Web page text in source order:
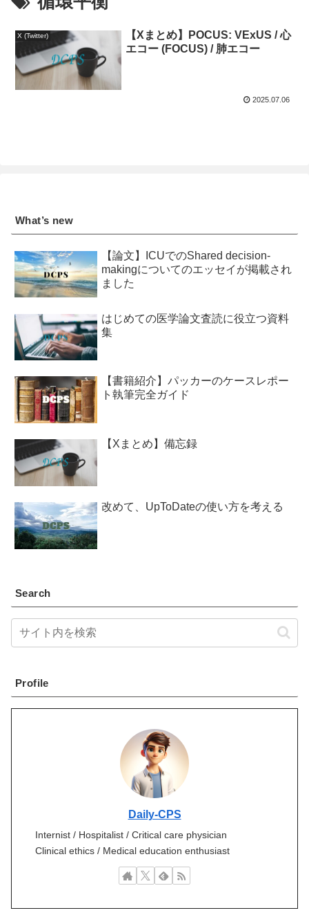
X (Twitter)
【Xまとめ】POCUS: VExUS / 心
エコー (FOCUS) / 肺エコー
2025.07.06
What’s new
【論文】ICUでのShared decision-
makingについてのエッセイが掲載され
ました
はじめての医学論文査読に役立つ資料
集
【書籍紹介】パッカーのケースレポー
ト執筆完全ガイド
【Xまとめ】備忘録
改めて、UpToDateの使い方を考える
Search
Profile
Daily-CPS
Internist / Hospitalist / Critical care physician
Clinical ethics / Medical education enthusiast